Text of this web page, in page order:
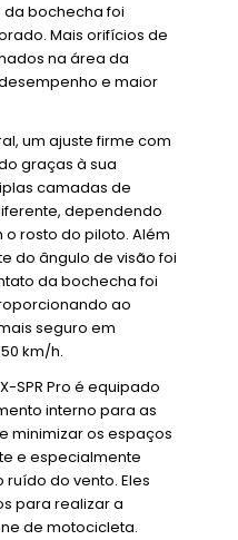
da bochecha foi
Mais orifícios de
na área da
e maior
um ajuste firme com
graças à sua
camadas de
dependendo
rosto do piloto. Além
do ângulo de visão foi
da bochecha foi
ao
seguro em
km/h.
SPR Pro é equipado
interno para as
minimizar os espaços
e especialmente
do vento. Eles
para realizar a
de motocicleta.